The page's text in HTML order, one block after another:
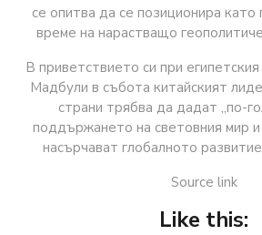
се опитва да се позиционира като
време на нарастващо
В приветствието си при
Мадбули в събота китайският
страни трябва да дадат „по-
поддържането на световния мир и
насърчават глобалното
Source link
Like this: